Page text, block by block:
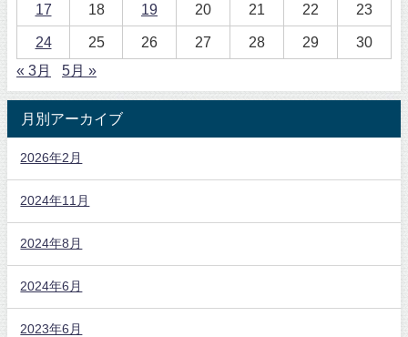
17 18 19 20 21 22 23
24 25 26 27 28 29
30
« 3月
5月 »
月別アーカイブ
2026年2月
2024年11月
2024年8月
2024年6月
2023年6月